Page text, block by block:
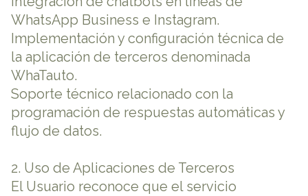
WhatsApp Business e Instagram.
Implementación y configuración técnica de
la aplicación de terceros denominada
WhaTauto.
Soporte técnico relacionado con la
programación de respuestas automáticas y
flujo de datos.
2. Uso de Aplicaciones de Terceros
El Usuario reconoce que el servicio